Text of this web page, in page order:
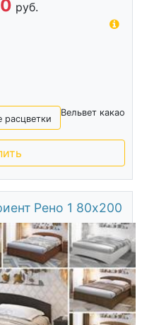
руб.
Вельвет какао
расцветки
Рено 1 80х200